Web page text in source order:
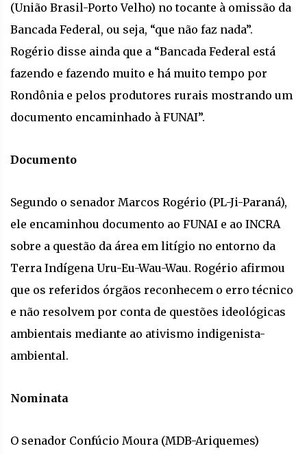
(União Brasil-Porto Velho) no tocante à omissão da
Bancada Federal, ou seja, “que não faz nada”.
Rogério disse ainda que a “Bancada Federal está
fazendo e fazendo muito e há muito tempo por
Rondônia e pelos produtores rurais mostrando um
documento encaminhado à FUNAI”.
Documento
Segundo o senador Marcos Rogério (PL-Ji-Paraná),
ele encaminhou documento ao FUNAI e ao INCRA
sobre a questão da área em litígio no entorno da
Terra Indígena Uru-Eu-Wau-Wau. Rogério afirmou
que os referidos órgãos reconhecem o erro técnico
e não resolvem por conta de questões ideológicas
ambientais mediante ao ativismo indigenista-
ambiental.
Nominata
O senador Confúcio Moura (MDB-Ariquemes)